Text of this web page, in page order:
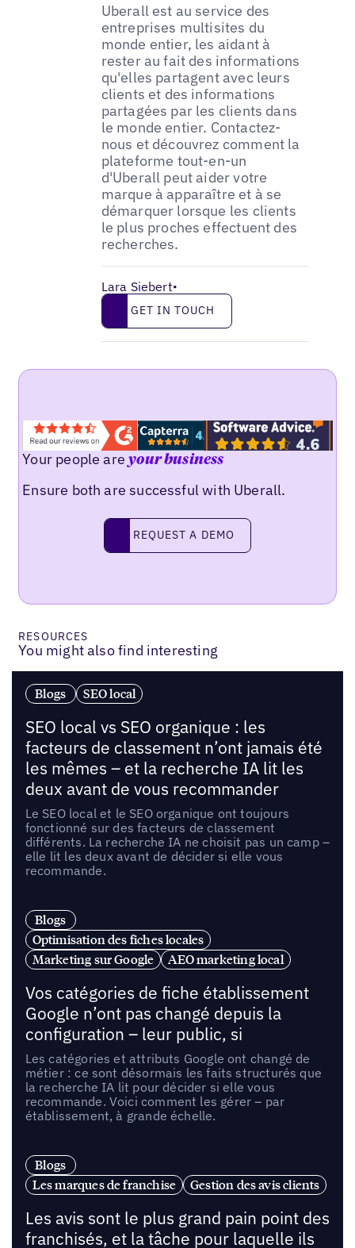
Uberall est au service des
entreprises multisites du
monde entier, les aidant à
rester au fait des informations
qu'elles partagent avec leurs
clients et des informations
partagées par les clients dans
le monde entier. Contactez-
nous et découvrez comment la
plateforme tout-en-un
d'Uberall peut aider votre
marque à apparaître et à se
démarquer lorsque les clients
le plus proches effectuent des
recherches.
Lara Siebert•
Get in touch
GET IN TOUCH
Your people areyour business
Ensure both are successful with Uberall.
Request a demo
REQUEST A DEMO
RESOURCES
You might also find interesting
Blogs SEO local
SEO local vs SEO organique : les
facteurs de classement n’ont jamais été
les mêmes – et la recherche IA lit les
deux avant de vous recommander
Le SEO local et le SEO organique ont toujours
fonctionné sur des facteurs de classement
différents. La recherche IA ne choisit pas un camp –
elle lit les deux avant de décider si elle vous
recommande.
Blogs
Optimisation des fiches locales
Marketing sur Google
AEO marketing local
Vos catégories de fiche établissement
Google n’ont pas changé depuis la
configuration – leur public, si
Les catégories et attributs Google ont changé de
métier : ce sont désormais les faits structurés que
la recherche IA lit pour décider si elle vous
recommande. Voici comment les gérer – par
établissement, à grande échelle.
Blogs
Les marques de franchise
Gestion des avis clients
Les avis sont le plus grand pain point des
franchisés, et la tâche pour laquelle ils